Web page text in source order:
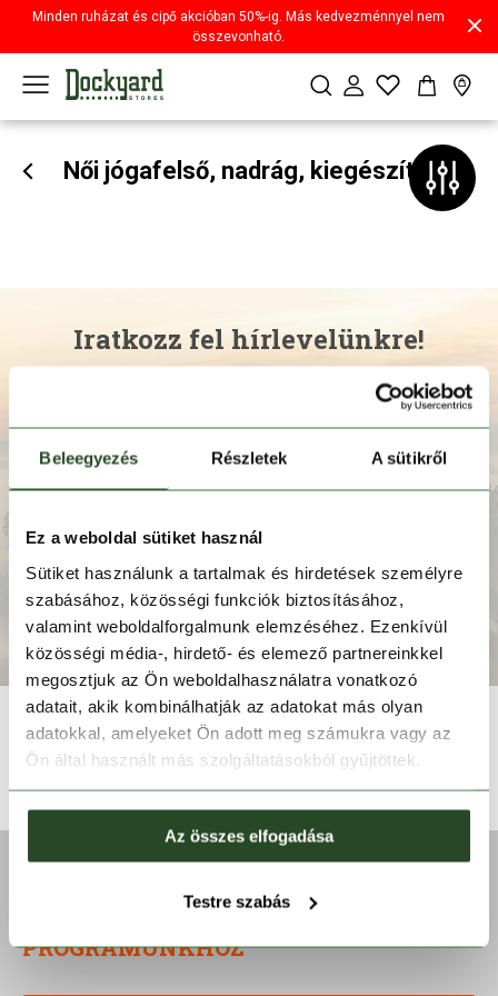
Beleegyezés Részletek A sütikről
Ez a weboldal sütiket használ
Sütiket használunk a tartalmak és hirdetések személyre
szabásához, közösségi funkciók biztosításához,
valamint weboldalforgalmunk elemzéséhez. Ezenkívül
közösségi média-, hirdető- és elemező partnereinkkel
megosztjuk az Ön weboldalhasználatra vonatkozó
adatait, akik kombinálhatják az adatokat más olyan
adatokkal, amelyeket Ön adott meg számukra vagy az
Ön által használt más szolgáltatásokból gyűjtöttek.
Az összes elfogadása
Testre szabás
Minden ruházat és cipő akcióban 50%-ig. Más kedvezménnyel nem
összevonható.
Női jógafelső, nadrág, kiegészítő
Iratkozz fel hírlevelünkre!
FELIRATKOZOM
+
CSATLAKOZZ TÖRZSVÁSÁRLÓI
PROGRAMUNKHOZ